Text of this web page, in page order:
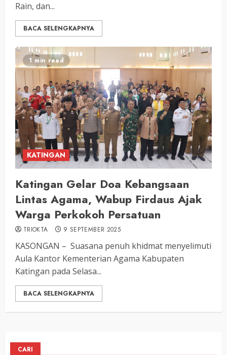
Rain, dan...
BACA SELENGKAPNYA
1 min read
KATINGAN
Katingan Gelar Doa Kebangsaan
Lintas Agama, Wabup Firdaus Ajak
Warga Perkokoh Persatuan
TRIOKTA 9 SEPTEMBER 2025
KASONGAN – Suasana penuh khidmat menyelimuti
Aula Kantor Kementerian Agama Kabupaten
Katingan pada Selasa...
BACA SELENGKAPNYA
CARI